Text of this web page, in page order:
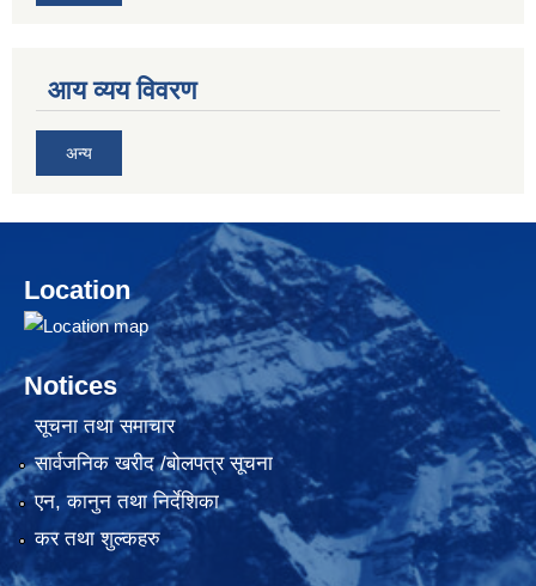
आय व्यय विवरण
अन्य
Location
Notices
सूचना तथा समाचार
सार्वजनिक खरीद /बोलपत्र सूचना
एन, कानुन तथा निर्देशिका
कर तथा शुल्कहरु